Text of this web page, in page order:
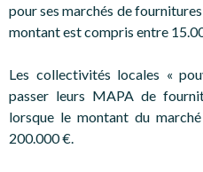
pour ses marchés de
montant est compris entre
Les collectivités locales «
passer leurs MAPA de
lorsque le montant du
200.000 €.